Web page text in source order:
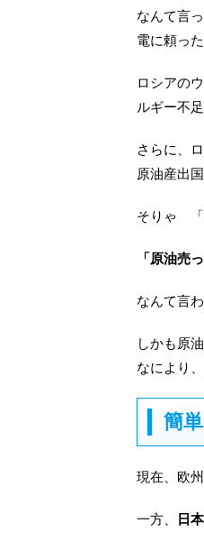
なんて言
電に頼っ
ロシアの
ルギー不
さらに、
原油産出
そりゃ 「
「原油売
なんて言
しかも原
なにより
簡
現在、欧
一方、 日